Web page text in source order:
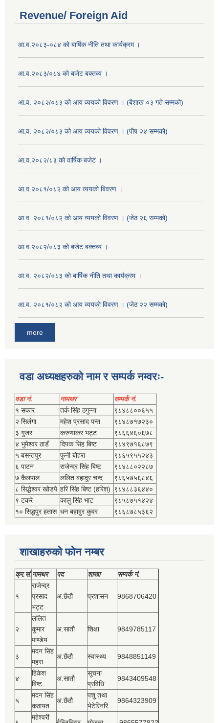
Revenue/ Foreign Aid
आ.व.२०८३-०८४ को बार्षिक नीति तथा कार्यक्रम ।
आ.व.२०८३/०८४ को बजेट बक्तव्य ।
आ.व. २०८२/०८३ को आय व्ययको विवरण । (बैशाख ०३ गते सम्मको)
आ.व. २०८२/०८३ को आय व्ययको विवरण । (पौष २४ सम्मको)
आ.व.२०८२/८३ को वार्षिक बजेट ।
आ.व.२०८१/०८२ को आय व्ययको बिवरण ।
आ.व. २०८१/०८२ को आय व्ययको विवरण । (जेठ २६ सम्मको)
आ.व.२०८२/०८३ को बजेट बक्तव्य ।
आ.व. २०८२/०८३ को बार्षिक नीति तथा कार्यक्रम ।
आ.व. २०८१/०८२ को आय व्ययको विवरण । (जेठ २२ सम्मको)
more
वडा अध्यक्षहरुको नाम र सम्पर्क नम्वरः-
वडा नं. नामथर
सम्पर्क नं.
१ सकार
तर्क सिंह ठगुन्‍ना
९८४८८००६५५
२ सिलंगा
महेश प्रसाद पन्त
९८४८७१७२३०
३ गुजर
करुणाकर भट्ट
९८६६४६०६७८
४ भुमेश्‍वर ठाडँ
दिपक सिंह बिष्‍ट
९८४९७१६८७९
५ बसन्तपुर
फुनी बोहरा
९८६५९५५२४३
६ पाटन
राजेन्द्र सिंह बिष्‍ट
९८४८८०२२८७
७ कैलपाल
ललित बहादुर चन्द
९८६५७५६८४६
८ सिद्धेश्‍वर खोडपे हरि सिंह बिष्‍ट (हरिश) ९८४८८३६४४०
९ टकरे
कालु सिंह भाट
९८५८७५१४२४
१० सिद्धपुर हतास धन बहादुर कुवर ९८६८७८५३६२
शाखाहरुको फोन नम्बर
क्र.सं.नामथर पद शाखा सम्‍पर्क नं.
१
राजेन्द्र
प्रसाद
भट्ट
अ.छैठौ प्रशासन 9868706420
२
ललित
कुमार
पाण्डेय
अ.सातौ शिक्षा 9849785117
३
मदन सिंह
महरा
अ.छैठौ स्वास्थ्य 9848851149
४
हिकेश
बिष्‍ट
अ.सातौ
सूचना
प्रविधि
9843409548
५
मदन सिंह
कठायत
अ.छैठौ
पशु तथा
भेटेरिनरि
9864323909
महेश्‍वरी